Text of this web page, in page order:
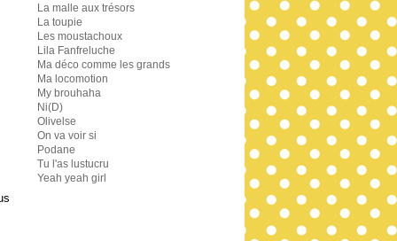
La malle aux trésors
La toupie
Les moustachoux
Lila Fanfreluche
Ma déco comme les grands
Ma locomotion
My brouhaha
Ni(D)
Olivelse
On va voir si
Podane
Tu l'as lustucru
Yeah yeah girl